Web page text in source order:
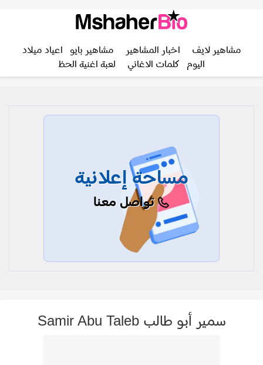
مشاهير لايف اخبار المشاهير مشاهير بايو
اعياد ميلاد
اليوم
كلمات الاغاني لعبة اغنية الحظ
مساحة إعلانية
تواصل معنا
سمير أبو طالب Samir Abu Taleb